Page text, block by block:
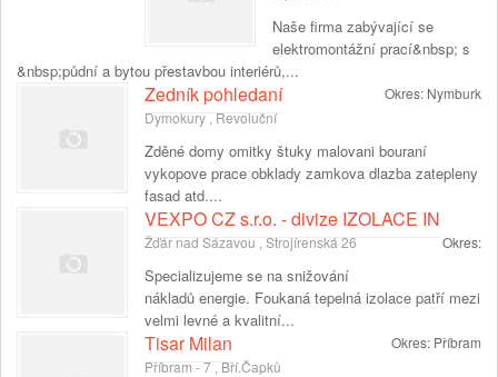
Naše firma zabývající se
elektromontážní prací&nbsp; s
&nbsp;půdní a bytou přestavbou interiérů,...
Zedník pohledaní Okres: Nymburk
Dymokury , Revoluční
Zděné domy omitky štuky malovani bouraní
vykopove prace obklady zamkova dlazba zatepleny
fasad atd....
VEXPO CZ s.r.o. - divize IZOLACE IN
Okres:
Žďár nad Sázavou , Strojírenská 26
Specializujeme se na snižování
nákladů energie. Foukaná tepelná izolace patří mezi
velmi levné a kvalitní...
Tisar Milan Okres: Příbram
Příbram - 7 , Bří.Čapků